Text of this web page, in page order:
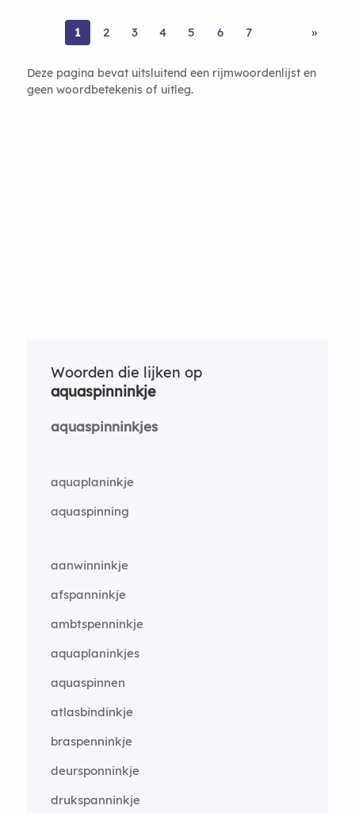
1 2 3 4 5 6 7 »
Deze pagina bevat uitsluitend een rijmwoordenlijst en
geen woordbetekenis of uitleg.
Woorden die lijken op
aquaspinninkje
aquaspinninkjes
aquaplaninkje
aquaspinning
aanwinninkje
afspanninkje
ambtspenninkje
aquaplaninkjes
aquaspinnen
atlasbindinkje
braspenninkje
deursponninkje
drukspanninkje